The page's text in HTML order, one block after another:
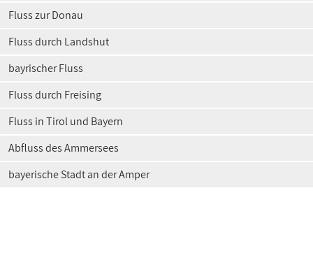
Fluss zur Donau
Fluss durch Landshut
bayrischer Fluss
Fluss durch Freising
Fluss in Tirol und Bayern
Abfluss des Ammersees
bayerische Stadt an der Amper